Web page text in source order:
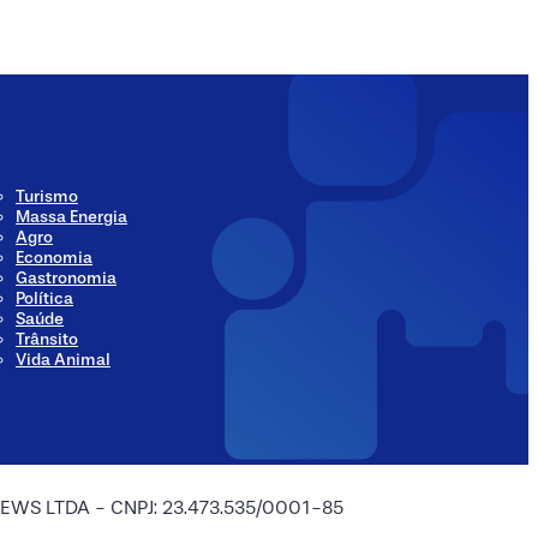
Turismo
Massa Energia
Agro
Economia
Gastronomia
Política
Saúde
Trânsito
Vida Animal
LTDA - CNPJ: 23.473.535/0001-85